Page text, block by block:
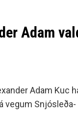
Adam
Adam Kuc
vegum Snjósleða-